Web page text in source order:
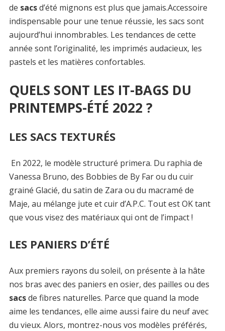
de sacsd’été mignons est plus que jamais.Accessoire
indispensable pour une tenue réussie, les sacs sont
aujourd’hui innombrables. Les tendances de cette
année sont l’originalité, les imprimés audacieux, les
pastels et les matières confortables.
QUELS SONT LES IT-BAGS DU
PRINTEMPS-ÉTÉ 2022 ?
LES SACS TEXTURÉS
En 2022, le modèle structuré primera. Du raphia de
Vanessa Bruno, des Bobbies de By Far ou du cuir
grainé Glacié, du satin de Zara ou du macramé de
Maje, au mélange jute et cuir d’A.P.C. Tout est OK tant
que vous visez des matériaux qui ont de l’impact !
LES PANIERS D’ÉTÉ
Aux premiers rayons du soleil, on présente à la hâte
nos bras avec des paniers en osier, des pailles ou des
sacsde fibres naturelles. Parce que quand la mode
aime les tendances, elle aime aussi faire du neuf avec
du vieux. Alors, montrez-nous vos modèles préférés,